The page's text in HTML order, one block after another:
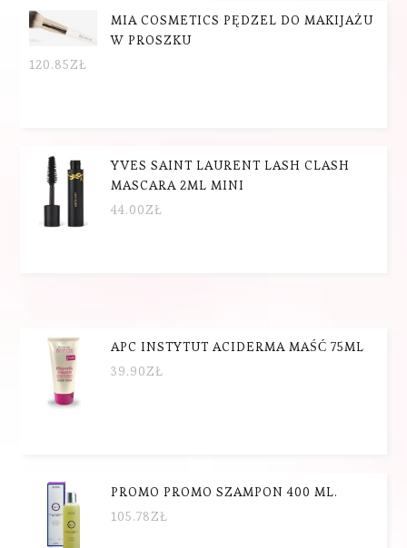
MIA COSMETICS PĘDZEL DO MAKIJAŻU
W PROSZKU
120.85ZŁ
YVES SAINT LAURENT LASH CLASH
MASCARA 2ML MINI
44.00ZŁ
APC INSTYTUT ACIDERMA MAŚĆ 75ML
39.90ZŁ
PROMO PROMO SZAMPON 400 ML.
105.78ZŁ